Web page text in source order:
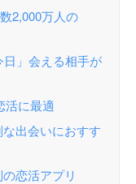
2,000万人の
日」会える相手が
活に最適
出会いにおすす
恋活アプリ